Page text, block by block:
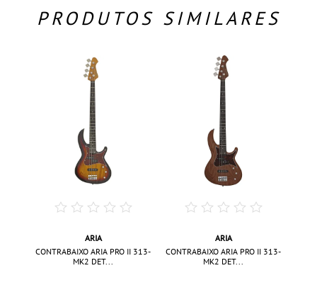
PRODUTOS SIMILARES
ARIA
CONTRABAIXO ARIA PRO II 313-
MK2 DET...
ARIA
CONTRABAIXO ARIA PRO II 313-
MK2 DET...